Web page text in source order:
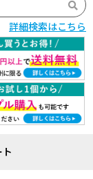
詳細検索はこちら